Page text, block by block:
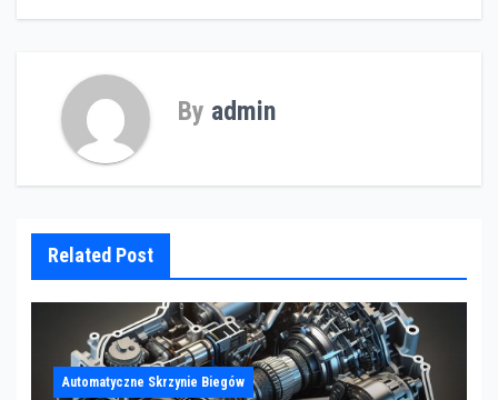
By admin
Related Post
Automatyczne Skrzynie Biegów